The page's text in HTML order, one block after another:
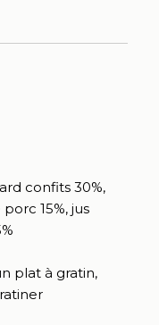
confits 30%,
15%, jus
plat à gratin,